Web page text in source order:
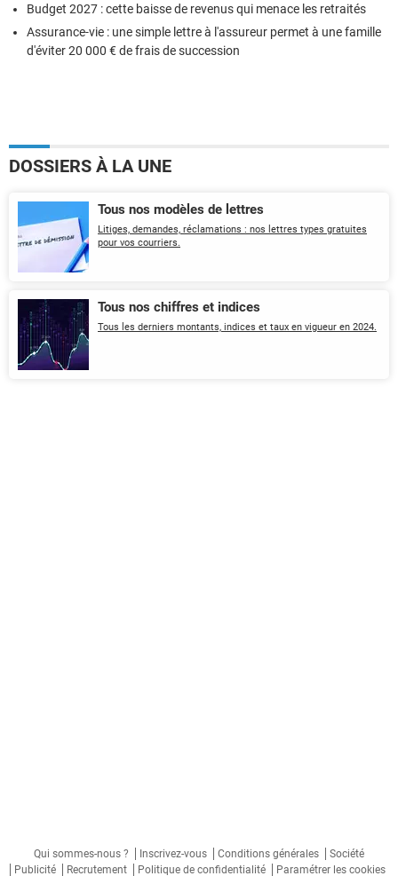
Budget 2027 : cette baisse de revenus qui menace les retraités
Assurance-vie : une simple lettre à l'assureur permet à une famille
d'éviter 20 000 € de frais de succession
DOSSIERS À LA UNE
Tous nos modèles de lettres
Litiges, demandes, réclamations : nos lettres types gratuites
pour vos courriers.
Tous nos chiffres et indices
Tous les derniers montants, indices et taux en vigueur en 2024.
Qui sommes-nous ? Inscrivez-vous Conditions générales
Société
Publicité
Recrutement Politique de confidentialité Paramétrer les cookies